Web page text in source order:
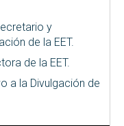
y
de la EET.
de la EET.
a la Divulgación de